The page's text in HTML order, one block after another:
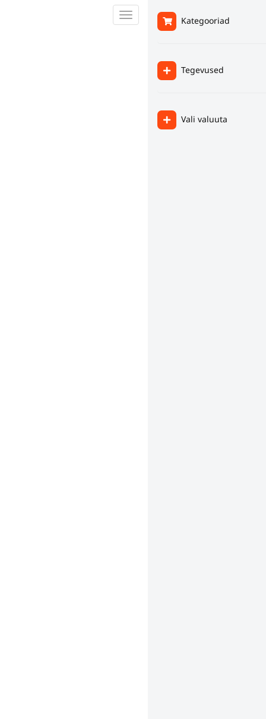
Lülitage
navigeerimine
Kategooriad
Tegevused
Vali valuuta